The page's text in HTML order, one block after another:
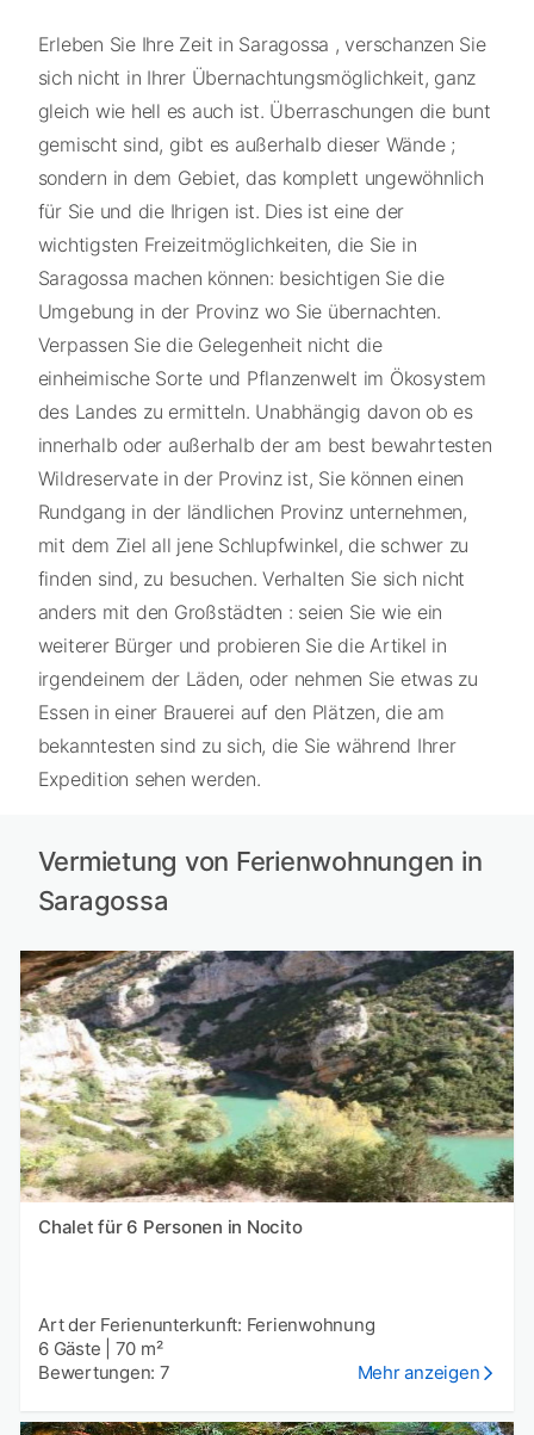
Erleben Sie Ihre Zeit in Saragossa , verschanzen Sie
sich nicht in Ihrer Übernachtungsmöglichkeit, ganz
gleich wie hell es auch ist. Überraschungen die bunt
gemischt sind, gibt es außerhalb dieser Wände ;
sondern in dem Gebiet, das komplett ungewöhnlich
für Sie und die Ihrigen ist. Dies ist eine der
wichtigsten Freizeitmöglichkeiten, die Sie in
Saragossa machen können: besichtigen Sie die
Umgebung in der Provinz wo Sie übernachten.
Verpassen Sie die Gelegenheit nicht die
einheimische Sorte und Pflanzenwelt im Ökosystem
des Landes zu ermitteln. Unabhängig davon ob es
innerhalb oder außerhalb der am best bewahrtesten
Wildreservate in der Provinz ist, Sie können einen
Rundgang in der ländlichen Provinz unternehmen,
mit dem Ziel all jene Schlupfwinkel, die schwer zu
finden sind, zu besuchen. Verhalten Sie sich nicht
anders mit den Großstädten : seien Sie wie ein
weiterer Bürger und probieren Sie die Artikel in
irgendeinem der Läden, oder nehmen Sie etwas zu
Essen in einer Brauerei auf den Plätzen, die am
bekanntesten sind zu sich, die Sie während Ihrer
Expedition sehen werden.
Vermietung von Ferienwohnungen in
Saragossa
Chalet für 6 Personen in Nocito
Art der Ferienunterkunft: Ferienwohnung
6 Gäste
70 m²
Bewertungen: 7
Mehr anzeigen